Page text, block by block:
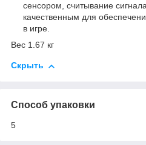
сенсором, считывание
качественным для
в игре.
Вес 1.67 кг
Скрыть
Способ упаковки
5